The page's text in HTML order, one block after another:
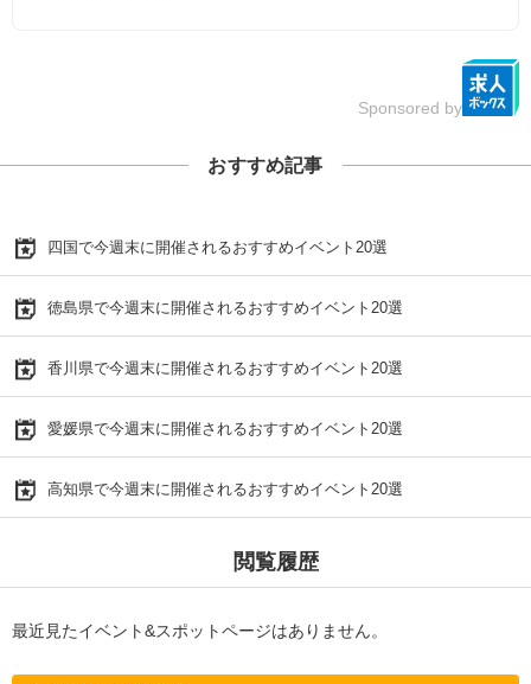
Sponsored by
おすすめ記事
四国で今週末に開催されるおすすめイベント20選
徳島県で今週末に開催されるおすすめイベント20選
香川県で今週末に開催されるおすすめイベント20選
愛媛県で今週末に開催されるおすすめイベント20選
高知県で今週末に開催されるおすすめイベント20選
閲覧履歴
最近見たイベント&スポットページはありません。